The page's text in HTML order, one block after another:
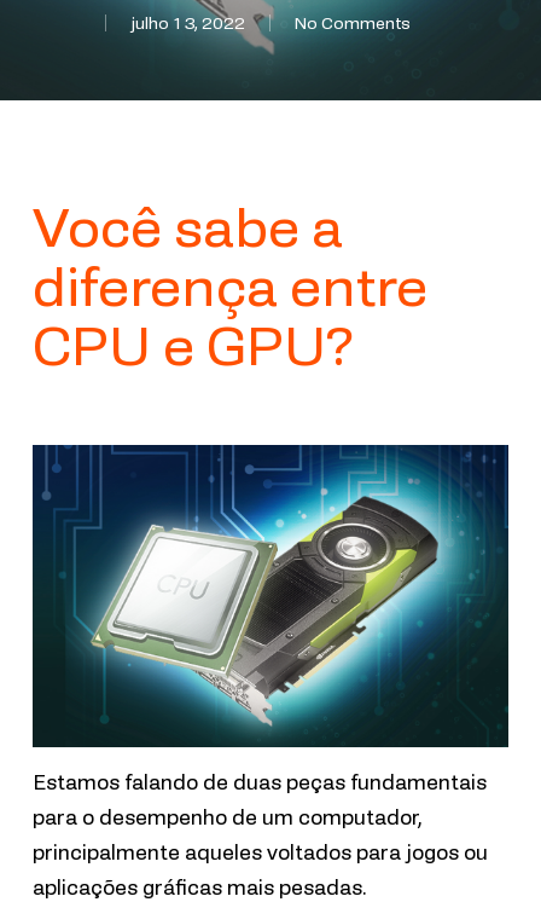
julho 13, 2022 No Comments
Você sabe a
diferença entre
CPU e GPU?
Estamos falando de duas peças fundamentais
para o desempenho de um computador,
principalmente aqueles voltados para jogos ou
aplicações gráficas mais pesadas.